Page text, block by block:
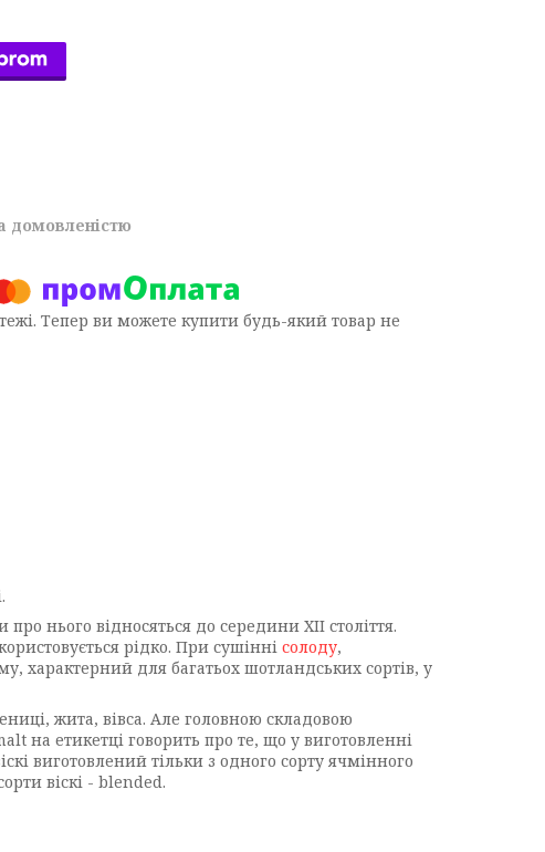
домовленістю
Тепер ви можете купити будь-який товар не
нього відносяться до середини XII століття.
рідко. При сушінні солоду,
характерний для багатьох шотландських сортів, у
жита, вівса. Але головною складовою
на етикетці говорить про те, що у виготовленні
виготовлений тільки з одного сорту ячмінного
віскі - blended.